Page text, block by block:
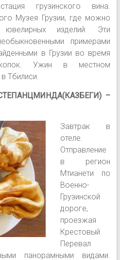
грузинского вина.
Музея Грузии, где можно
ювелирных изделий. Эти
примерами
в Грузии во время
Ужин в местном
Тбилиси.
–
Завтрак в
отеле.
Отправление
в регион
Мтианети по
Военно-
Грузинской
дороге,
проезжая
Крестовый
Перевал
панорамными видами.